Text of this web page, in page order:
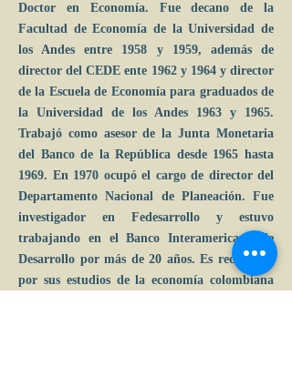
Doctor en Economía. Fue decano de la
Facultad de Economía de la Universidad de
los Andes entre 1958 y 1959, además de
director del CEDE ente 1962 y 1964 y director
de la Escuela de Economía para graduados de
la Universidad de los Andes 1963 y 1965.
Trabajó como asesor de la Junta Monetaria
del Banco de la República desde 1965 hasta
1969. En 1970 ocupó el cargo de director del
Departamento Nacional de Planeación. Fue
investigador en Fedesarrollo y estuvo
trabajando en el Banco Interamericano de
Desarrollo por más de 20 años. Es recordado
por sus estudios de la economía colombiana